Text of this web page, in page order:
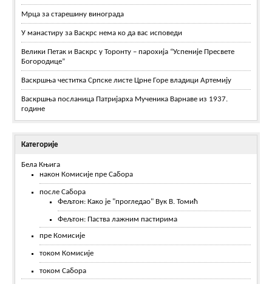
Мрца за старешину винограда
У манастиру за Васкрс нема ко да вас исповеди
Велики Петак и Васкрс у Торонту – парохија “Успеније Пресвете
Богородице”
Васкршња честитка Српске листе Црне Горе владици Артемију
Васкршња посланица Патријарха Мученика Варнаве из 1937.
године
Категорије
Бела Књига
након Комисије пре Сабора
после Сабора
Фељтон: Како је "прогледао" Вук В. Томић
Фељтон: Паства лажним пастирима
пре Комисије
током Комисије
током Сабора